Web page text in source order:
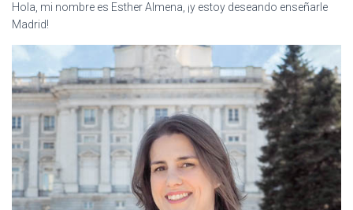
Hola, mi nombre es Esther Almena, ¡y estoy deseando enseñarle
Madrid!